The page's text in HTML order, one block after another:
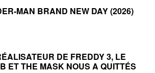
MAN BRAND NEW DAY (2026)
DE FREDDY 3, LE
ET THE MASK NOUS A QUITTÉS